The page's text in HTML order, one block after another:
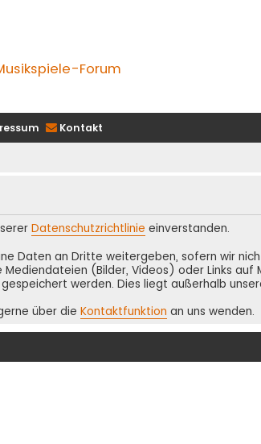
Forum
Kontakt
Datenschutzrichtlinie einverstanden.
Daten an Dritte weitergeben, sofern wir
(Bilder, Videos) oder Links
werden. Dies liegt außerhalb
über die Kontaktfunktion an uns wenden.